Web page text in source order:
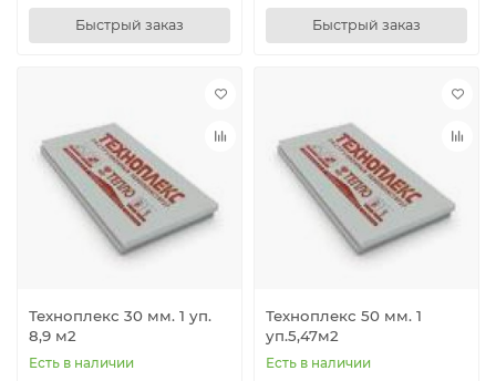
Быстрый заказ Быстрый заказ
Техноплекс 30 мм. 1 уп.
8,9 м2
Есть в наличии
Техноплекс 50 мм. 1
уп.5,47м2
Есть в наличии